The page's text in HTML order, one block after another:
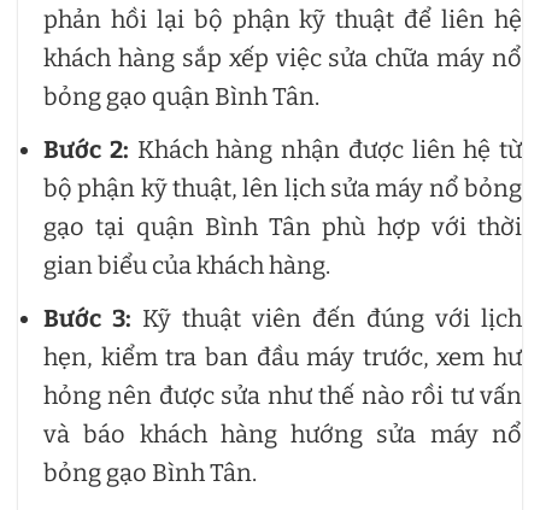
phản hồi lại bộ phận kỹ thuật để liên hệ
khách hàng sắp xếp việc sửa chữa máy nổ
bỏng gạo quận Bình Tân.
Bước 2: Khách hàng nhận được liên hệ từ
bộ phận kỹ thuật, lên lịch sửa máy nổ bỏng
gạo tại quận Bình Tân phù hợp với thời
gian biểu của khách hàng.
Bước 3: Kỹ thuật viên đến đúng với lịch
hẹn, kiểm tra ban đầu máy trước, xem hư
hỏng nên được sửa như thế nào rồi tư vấn
và báo khách hàng hướng sửa máy nổ
bỏng gạo Bình Tân.